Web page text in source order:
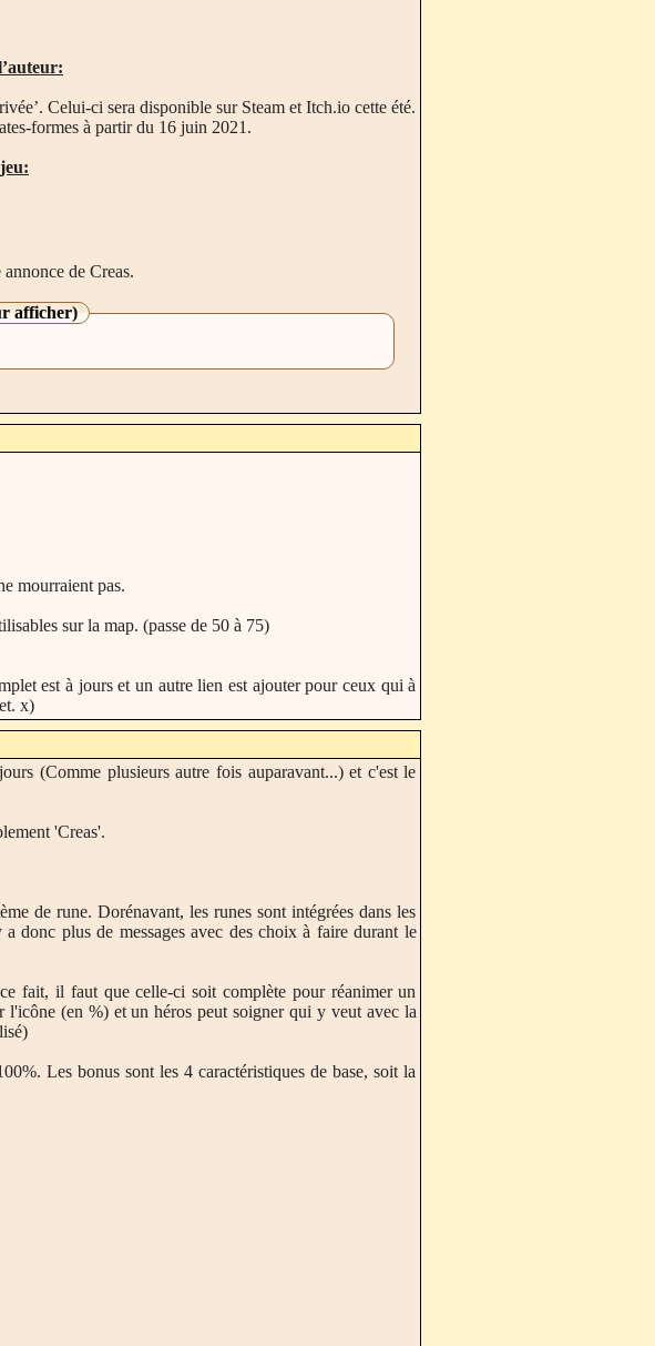
Celui-ci sera disponible sur Steam et Itch.io cette été.
formes à partir du 16 juin 2021.
de Creas.
afficher)
mourraient pas.
sur la map. (passe de 50 à 75)
est à jours et un autre lien est ajouter pour ceux qui à
x)
(Comme plusieurs autre fois auparavant...) et c'est le
'Creas'.
de rune. Dorénavant, les runes sont intégrées dans les
donc plus de messages avec des choix à faire durant le
fait, il faut que celle-ci soit complète pour réanimer un
(en %) et un héros peut soigner qui y veut avec la
Les bonus sont les 4 caractéristiques de base, soit la